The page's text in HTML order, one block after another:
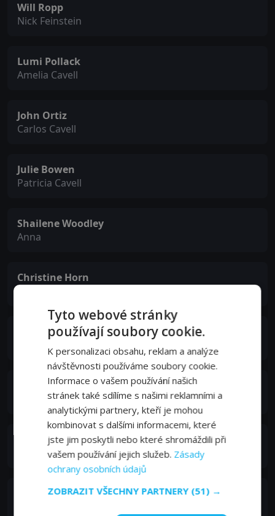
Will Ropp
Nick Feinstein
Lumi Pollack
Amelia Cavell
John Ortiz
Carlos Cavell
Julie Bowen
Patricia Cavell
Shailene Woodley
Anna
Christine Horn
Austin Zajur
Yindra Zayas
Megan
Elliott Roca
Social Worker
Malcolm Santos
Tyto webové stránky
používají soubory cookie.
K personalizaci obsahu, reklam a analýze
návštěvnosti používáme soubory cookie.
Informace o vašem používání našich
stránek také sdílíme s našimi reklamními a
analytickými partnery, kteří je mohou
kombinovat s dalšími informacemi, které
jste jim poskytli nebo které shromáždili při
vašem používání jejich služeb. Zásady
ochrany osobních údajů
ZOBRAZIT VŠECHNY PARTNERY (51) →